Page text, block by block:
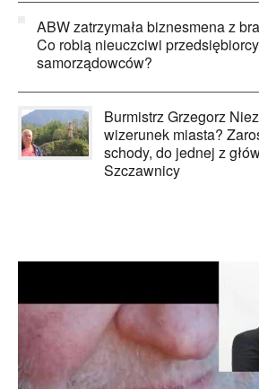
ABW zatrzymała biznesmena z
Co robią nieuczciwi
samorządowców?
Burmistrz Grzegorz
wizerunek miasta?
schody, do jednej z
Szczawnicy